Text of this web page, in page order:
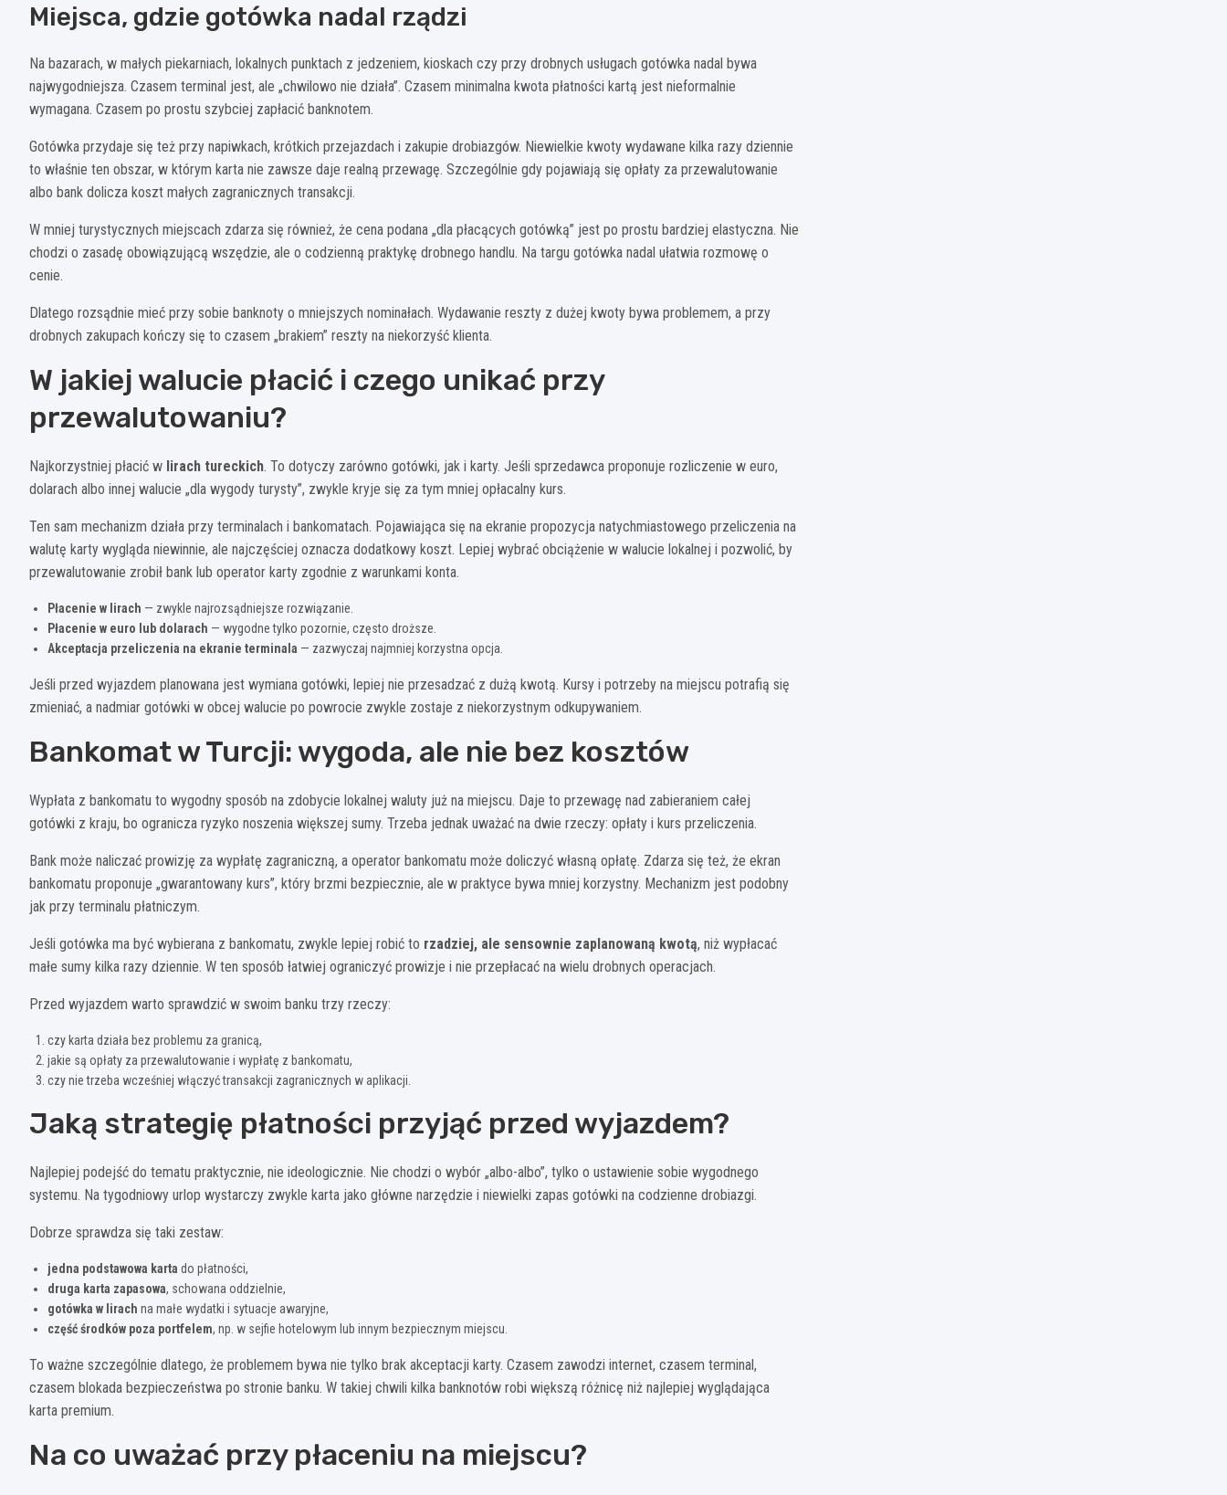
Miejsca, gdzie gotówka nadal rządzi
Na bazarach, w małych piekarniach, lokalnych punktach z jedzeniem, kioskach czy przy drobnych usługach gotówka nadal bywa
najwygodniejsza. Czasem terminal jest, ale „chwilowo nie działa”. Czasem minimalna kwota płatności kartą jest nieformalnie
wymagana. Czasem po prostu szybciej zapłacić banknotem.
Gotówka przydaje się też przy napiwkach, krótkich przejazdach i zakupie drobiazgów. Niewielkie kwoty wydawane kilka razy dziennie
to właśnie ten obszar, w którym karta nie zawsze daje realną przewagę. Szczególnie gdy pojawiają się opłaty za przewalutowanie
albo bank dolicza koszt małych zagranicznych transakcji.
W mniej turystycznych miejscach zdarza się również, że cena podana „dla płacących gotówką” jest po prostu bardziej elastyczna. Nie
chodzi o zasadę obowiązującą wszędzie, ale o codzienną praktykę drobnego handlu. Na targu gotówka nadal ułatwia rozmowę o
cenie.
Dlatego rozsądnie mieć przy sobie banknoty o mniejszych nominałach. Wydawanie reszty z dużej kwoty bywa problemem, a przy
drobnych zakupach kończy się to czasem „brakiem” reszty na niekorzyść klienta.
W jakiej walucie płacić i czego unikać przy
przewalutowaniu?
Najkorzystniej płacić w lirach tureckich. To dotyczy zarówno gotówki, jak i karty. Jeśli sprzedawca proponuje rozliczenie w euro,
dolarach albo innej walucie „dla wygody turysty”, zwykle kryje się za tym mniej opłacalny kurs.
Ten sam mechanizm działa przy terminalach i bankomatach. Pojawiająca się na ekranie propozycja natychmiastowego przeliczenia na
walutę karty wygląda niewinnie, ale najczęściej oznacza dodatkowy koszt. Lepiej wybrać obciążenie w walucie lokalnej i pozwolić, by
przewalutowanie zrobił bank lub operator karty zgodnie z warunkami konta.
Płacenie w lirach — zwykle najrozsądniejsze rozwiązanie.
Płacenie w euro lub dolarach — wygodne tylko pozornie, często droższe.
Akceptacja przeliczenia na ekranie terminala — zazwyczaj najmniej korzystna opcja.
Jeśli przed wyjazdem planowana jest wymiana gotówki, lepiej nie przesadzać z dużą kwotą. Kursy i potrzeby na miejscu potrafią się
zmieniać, a nadmiar gotówki w obcej walucie po powrocie zwykle zostaje z niekorzystnym odkupywaniem.
Bankomat w Turcji: wygoda, ale nie bez kosztów
Wypłata z bankomatu to wygodny sposób na zdobycie lokalnej waluty już na miejscu. Daje to przewagę nad zabieraniem całej
gotówki z kraju, bo ogranicza ryzyko noszenia większej sumy. Trzeba jednak uważać na dwie rzeczy: opłaty i kurs przeliczenia.
Bank może naliczać prowizję za wypłatę zagraniczną, a operator bankomatu może doliczyć własną opłatę. Zdarza się też, że ekran
bankomatu proponuje „gwarantowany kurs”, który brzmi bezpiecznie, ale w praktyce bywa mniej korzystny. Mechanizm jest podobny
jak przy terminalu płatniczym.
Jeśli gotówka ma być wybierana z bankomatu, zwykle lepiej robić to rzadziej, ale sensownie zaplanowaną kwotą, niż wypłacać
małe sumy kilka razy dziennie. W ten sposób łatwiej ograniczyć prowizje i nie przepłacać na wielu drobnych operacjach.
Przed wyjazdem warto sprawdzić w swoim banku trzy rzeczy:
czy karta działa bez problemu za granicą,
jakie są opłaty za przewalutowanie i wypłatę z bankomatu,
czy nie trzeba wcześniej włączyć transakcji zagranicznych w aplikacji.
Jaką strategię płatności przyjąć przed wyjazdem?
Najlepiej podejść do tematu praktycznie, nie ideologicznie. Nie chodzi o wybór „albo-albo”, tylko o ustawienie sobie wygodnego
systemu. Na tygodniowy urlop wystarczy zwykle karta jako główne narzędzie i niewielki zapas gotówki na codzienne drobiazgi.
Dobrze sprawdza się taki zestaw:
jedna podstawowa karta do płatności,
druga karta zapasowa, schowana oddzielnie,
gotówka w lirach na małe wydatki i sytuacje awaryjne,
część środków poza portfelem, np. w sejfie hotelowym lub innym bezpiecznym miejscu.
To ważne szczególnie dlatego, że problemem bywa nie tylko brak akceptacji karty. Czasem zawodzi internet, czasem terminal,
czasem blokada bezpieczeństwa po stronie banku. W takiej chwili kilka banknotów robi większą różnicę niż najlepiej wyglądająca
karta premium.
Na co uważać przy płaceniu na miejscu?